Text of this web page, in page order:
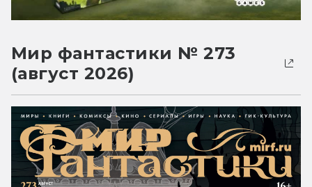
Мир фантастики № 273
(август 2026)